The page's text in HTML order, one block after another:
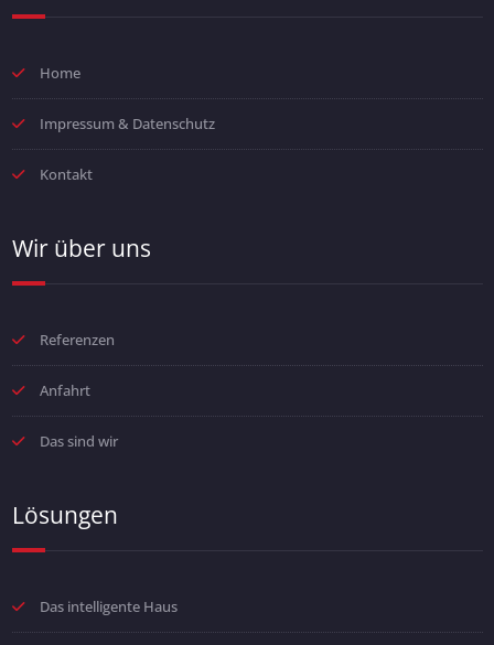
Home
Impressum & Datenschutz
Kontakt
Wir über uns
Referenzen
Anfahrt
Das sind wir
Lösungen
Das intelligente Haus